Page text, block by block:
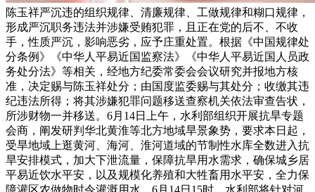
陈玉祥严沉违的组织规律、清廉规律、工做规律和糊口规律，
形成严沉职务违法并涉嫌受贿犯罪，且正在党的后不、不收
手，性质严沉，影响恶劣，应予庄重处置。根据《中国规律处
分条例》《中华人平易近国监察法》《中华人平易近国人员政
务处分法》等相关，经地方纪委常委会会议研究并报地方核
准，决定赐与陈玉祥处分；由国度监委赐与其处分；收缴其违
纪违法所得；将其涉嫌犯罪问题移送查察机关依法审查告状，
所涉财物一并移送。6月14日上午，水利部组织开展抗旱专题
会商，阐发研判华北黄淮等北方地域旱景象势，要求本日起，
受旱地域上逛黄河、海河、淮河道域的节制性水库全数进入抗
旱安排模式，加大下泄流量，保障抗旱用水需求，确保城乡居
平易近饮水平安，以及规模化养殖和大牲畜用水平安，全力保
障灌区农做物时令灌溉用水。6月14日15时，水利部将针对河